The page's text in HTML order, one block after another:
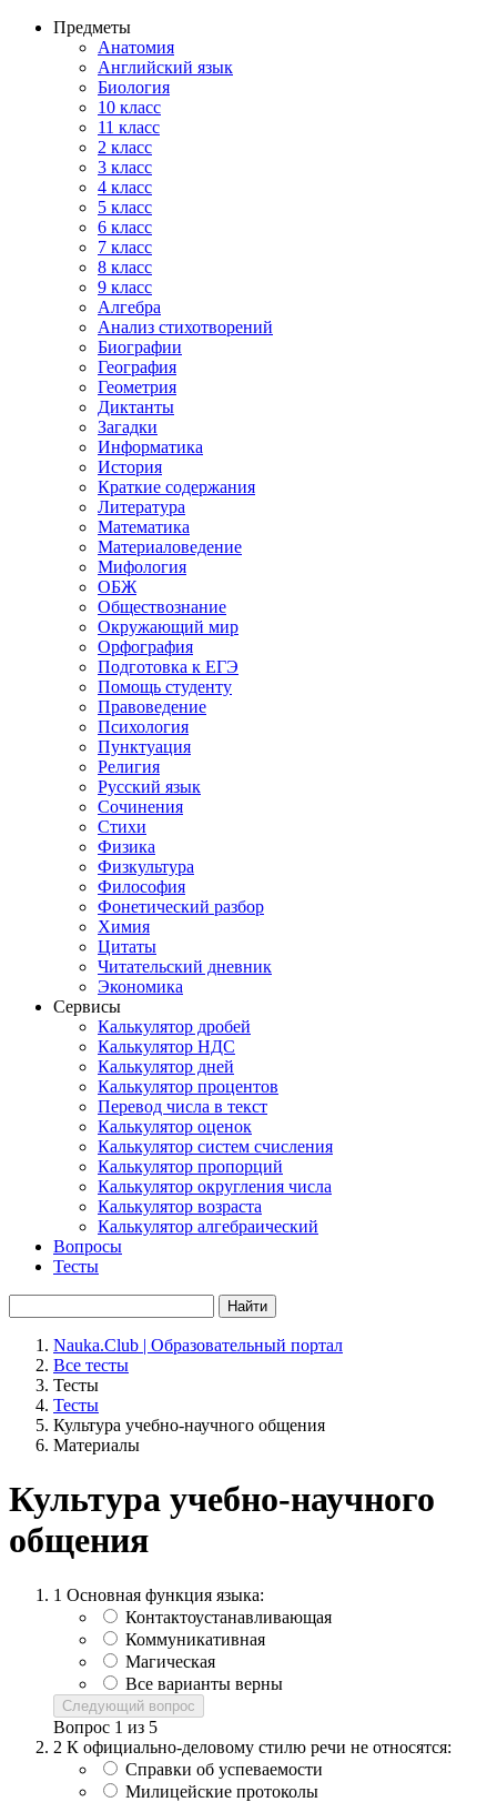
Предметы
Анатомия
Английский язык
Биология
10 класс
11 класс
2 класс
3 класс
4 класс
5 класс
6 класс
7 класс
8 класс
9 класс
Алгебра
Анализ стихотворений
Биографии
География
Геометрия
Диктанты
Загадки
Информатика
История
Краткие содержания
Литература
Математика
Материаловедение
Мифология
ОБЖ
Обществознание
Окружающий мир
Орфография
Подготовка к ЕГЭ
Помощь студенту
Правоведение
Психология
Пунктуация
Религия
Русский язык
Сочинения
Стихи
Физика
Физкультура
Философия
Фонетический разбор
Химия
Цитаты
Читательский дневник
Экономика
Сервисы
Калькулятор дробей
Калькулятор НДС
Калькулятор дней
Калькулятор процентов
Перевод числа в текст
Калькулятор оценок
Калькулятор систем счисления
Калькулятор пропорций
Калькулятор округления числа
Калькулятор возраста
Калькулятор алгебраический
Вопросы
Тесты
Найти
Nauka.Club | Образовательный портал
Все тесты
Тесты
Тесты
Культура учебно-научного общения
Материалы
Культура учебно-научного
общения
1 Основная функция языка:
Контактоустанавливающая
Коммуникативная
Магическая
Все варианты верны
Следующий вопрос
Вопрос 1 из 5
2 К официально-деловому стилю речи не относятся:
Справки об успеваемости
Милицейские протоколы